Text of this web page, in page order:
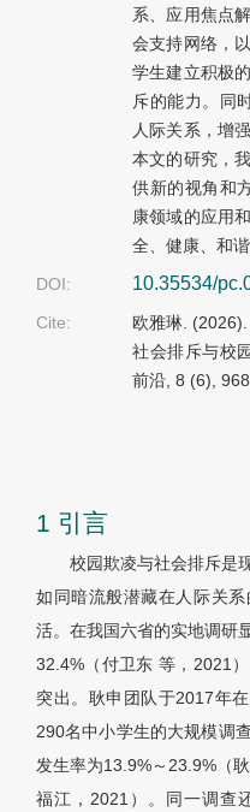
系、应用焦点
会支持网络，
学生建立积极
斥的能力。同
人际关系，增
本文的研究，
供新的视角和
康领域的应用
全、健康、和谐
DOI:
10.35534/
Cite:
欧雅琳.
社会排斥与校
前沿, 8 (6),
1 引言
校园欺凌与社会排斥是
如同暗流般潜藏在人际关
活。在我国六省的实地调研
32.4%（付卫东 等，2021
突出。耿申团队于2017年
290名中小学生的大规模调
发生率为13.9%～23.9%（
福江，2021）。同一调查